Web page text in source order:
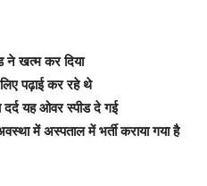
खत्म कर दिया
पढ़ाई कर रहे थे
दर्द यह ओवर स्पीड दे गई
में अस्पताल में भर्ती कराया गया है